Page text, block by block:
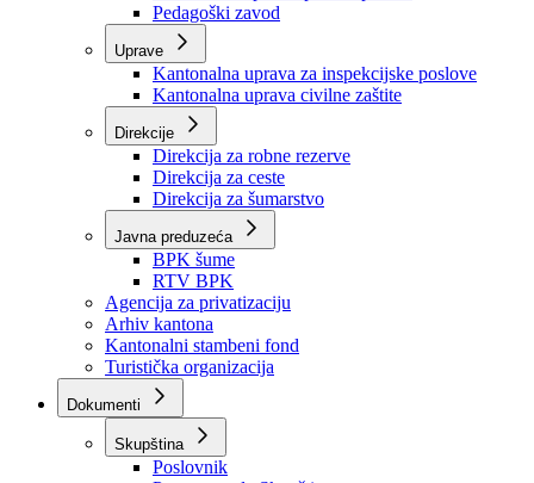
Zavod zdravstvenog osiguranja
Zavod za javno zdravstvo
Zavod za besplatnu pravnu pomoć
Pedagoški zavod
Kantonalna uprava za inspekcijske poslove
Kantonalna uprava civilne zaštite
Direkcije
Direkcija za robne rezerve
Direkcija za ceste
Direkcija za šumarstvo
Javna preduzeća
BPK šume
RTV BPK
Agencija za privatizaciju
Arhiv kantona
Kantonalni stambeni fond
Turistička organizacija
Dokumenti